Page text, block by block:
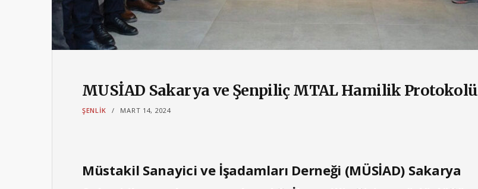
MUSİAD Sakarya ve Şenpiliç MTAL Hamilik Protokolü
ŞENLIK MART 14, 2024
Müstakil Sanayici ve İşadamları Derneği (MÜSİAD) Sakarya